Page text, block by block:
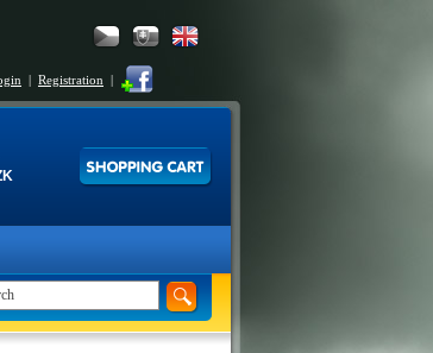
| Registration |